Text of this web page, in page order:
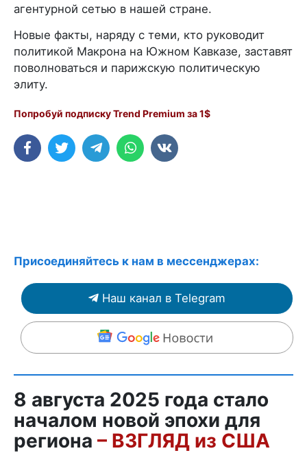
агентурной сетью в нашей стране.
Новые факты, наряду с теми, кто руководит
политикой Макрона на Южном Кавказе, заставят
поволноваться и парижскую политическую
элиту.
Попробуй подписку Trend Premium за 1$
Присоединяйтесь к нам в мессенджерах:
Наш канал в Telegram
8 августа 2025 года стало
началом новой эпохи для
региона – ВЗГЛЯД из США